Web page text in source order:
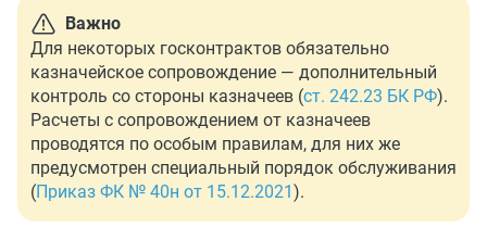
Важно
Для некоторых госконтрактов обязательно
казначейское сопровождение — дополнительный
контроль со стороны казначеев (ст. 242.23 БК РФ).
Расчеты с сопровождением от казначеев
проводятся по особым правилам, для них же
предусмотрен специальный порядок обслуживания
(Приказ ФК № 40н от 15.12.2021 ).